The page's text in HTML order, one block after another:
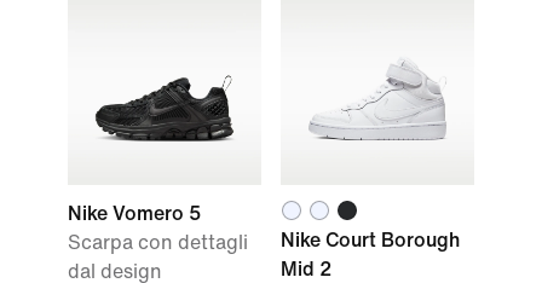
Nike Vomero 5
Scarpa con dettagli
dal design
Nike Court Borough
Mid 2